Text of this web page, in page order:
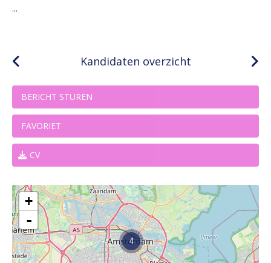
...
Kandidaten overzicht
BERICHT STUREN
FAVORIET
CV
4
+
-